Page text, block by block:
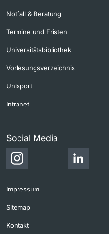
Notfall & Beratung
Termine und Fristen
Universitätsbibliothek
Vorlesungsverzeichnis
Unisport
Intranet
Social Media
Impressum
Sitemap
Kontakt